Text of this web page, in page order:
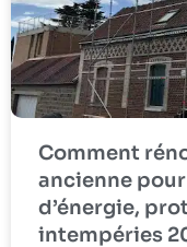
Comment
ancienne
d’énergie,
intempéries